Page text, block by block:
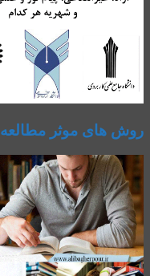
روش های موثر مطالعه